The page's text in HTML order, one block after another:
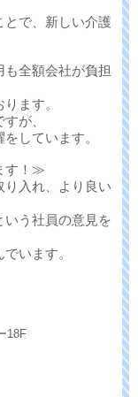
とで、新しい介護
全額会社が負担
ます。
が、
しています。
す！≫
り入れ、より良い
いう社員の意見を
います。
18F